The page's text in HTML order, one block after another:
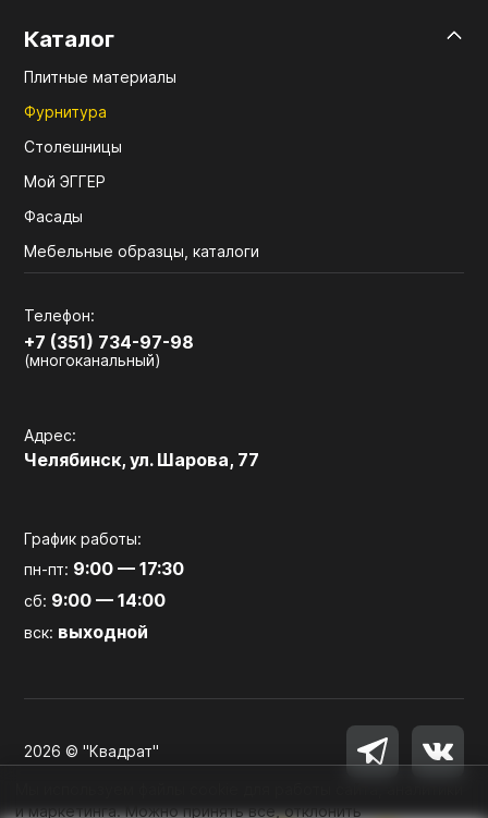
Каталог
Плитные материалы
Фурнитура
Столешницы
Мой ЭГГЕР
Фасады
Мебельные образцы, каталоги
Телефон:
+7 (351) 734-97-98
(многоканальный)
Адрес:
Челябинск, ул. Шарова, 77
График работы:
пн-пт: 9:00 — 17:30
сб: 9:00 — 14:00
вск: выходной
2026 © "Квадрат"
и маркетинга. Можно принять все, отклонить